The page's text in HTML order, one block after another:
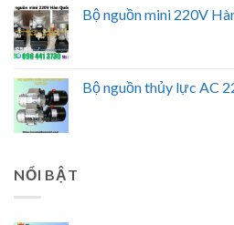
Bộ nguồn mini 220V
Bộ nguồn thủy lực AC
NỔI BẬT